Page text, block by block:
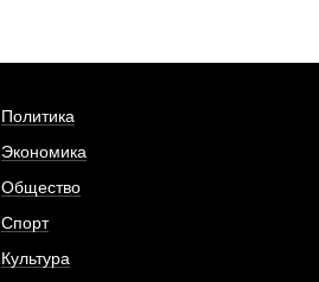
Политика
Экономика
Общество
Спорт
Культура